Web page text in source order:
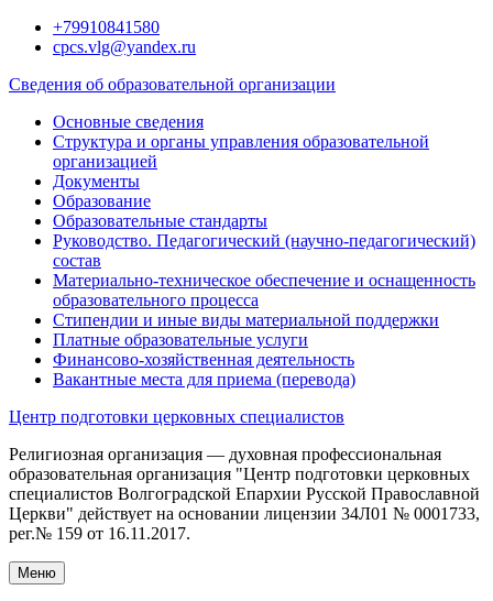
Перейти+79910841580
cpcs.vlg@yandex.ru
Сведения об образовательной организации
Основные сведения
Структура и органы управления образовательной
организацией
Документы
Образование
Образовательные стандарты
Руководство. Педагогический (научно-педагогический)
состав
Материально-техническое обеспечение и оснащенность
образовательного процесса
Стипендии и иные виды материальной поддержки
Платные образовательные услуги
Финансово-хозяйственная деятельность
Вакантные места для приема (перевода)
Центр подготовки церковных специалистов
Религиозная организация — духовная профессиональная
образовательная организация "Центр подготовки церковных
специалистов Волгоградской Eпархии Русской Православной
Церкви" действует на основании лицензии 34Л01 № 0001733,
рег.№ 159 от 16.11.2017.
Меню